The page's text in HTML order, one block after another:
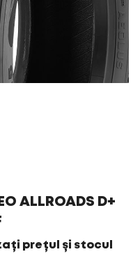
ALLROADS D+
prețul și stocul